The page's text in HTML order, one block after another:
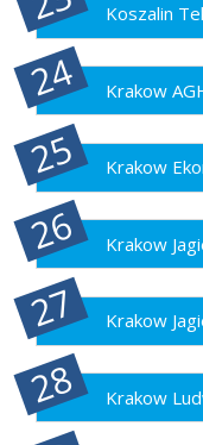
Koszalin
Krakow
Krakow
Krakow
Krakow
Krakow